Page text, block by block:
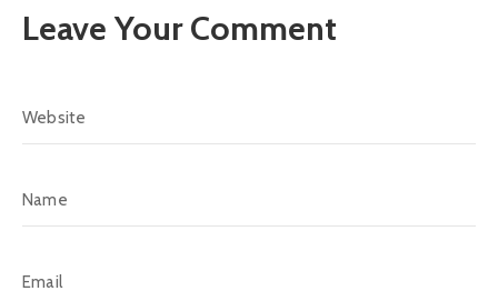
Leave Your Comment